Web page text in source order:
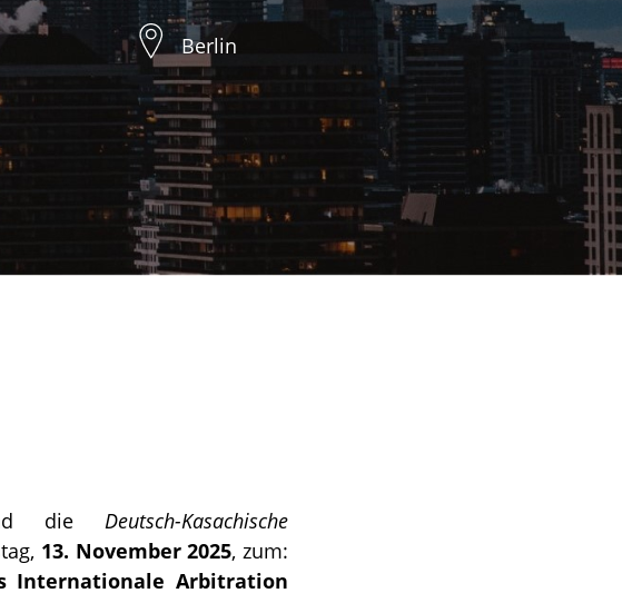
Berlin
dieDeutsch-Kasachische
13. November 2025,zum:
Internationale Arbitration